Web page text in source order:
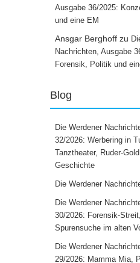
Ausgabe 36/2025:
und eine EM
Ansgar Berghoff zu
Nachrichten, Ausgabe
Forensik, Politik und
Blog
Die Werdener
32/2026: Werbering in
Tanztheater, Ruder-
Geschichte
Die Werdener
Die Werdener
30/2026: Forensik-
Spurensuche im alten
Die Werdener
29/2026: Mamma Mia,